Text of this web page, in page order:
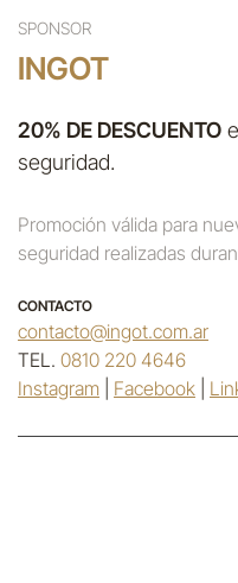
SPONSOR
INGOT
20% DE DESCUENTO
seguridad.
Promoción válida para
seguridad realizadas
CONTACTO
contacto@ingot.com.ar
TEL. 0810 220 4646
Instagram
Facebook